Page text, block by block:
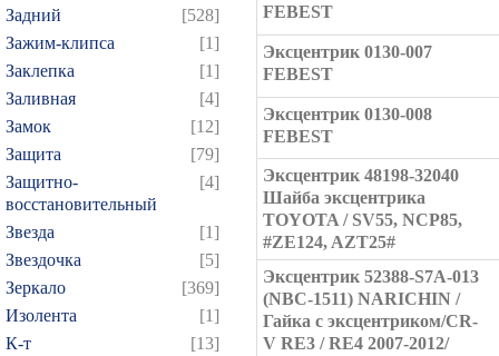
Задний
[528]
Зажим-клипса
[1]
Заклепка
[1]
Заливная
[4]
Замок
[12]
Защита
[79]
Защитно-
восстановительный
[4]
Звезда
[1]
Звездочка
[5]
Зеркало
[369]
Изолента
[1]
К-т
[13]
FEBEST
Эксцентрик 0130-007
FEBEST
Эксцентрик 0130-008
FEBEST
Эксцентрик 48198-32040
Шайба эксцентрика
TOYOTA / SV55, NCP85,
#ZE124, AZT25#
Эксцентрик 52388-S7A-013
(NBC-1511) NARICHIN /
Гайка с эксцентриком/CR-
V RE3 / RE4 2007-2012/